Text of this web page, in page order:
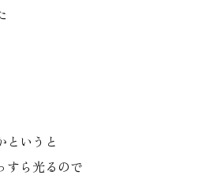
というと
すら光るので